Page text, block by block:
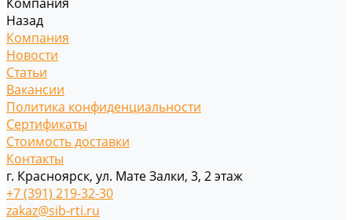
Назад
Компания
Новости
Статьи
Вакансии
Политика конфиденциальности
Сертификаты
Стоимость доставки
Контакты
г. Красноярск, ул. Мате Залки, 3, 2 этаж
+7 (391) 219-32-30
zakaz@sib-rti.ru